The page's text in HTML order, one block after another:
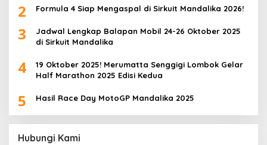
2 Formula 4 Siap Mengaspal di Sirkuit Mandalika 2026!
3
Jadwal Lengkap Balapan Mobil 24-26 Oktober 2025
di Sirkuit Mandalika
4
19 Oktober 2025! Merumatta Senggigi Lombok Gelar
Half Marathon 2025 Edisi Kedua
5 Hasil Race Day MotoGP Mandalika 2025
Hubungi Kami